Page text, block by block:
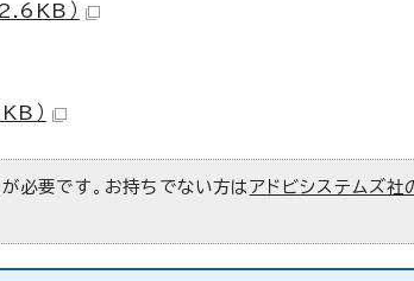
）
）
必要です。お持ちでない方は アドビシステムズ社